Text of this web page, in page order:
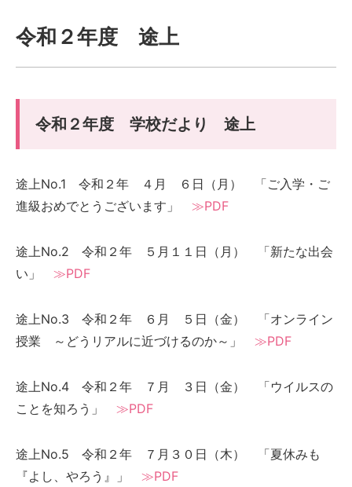
令和２年度 途上
令和２年度 学校だより 途上
途上No.1 令和２年 ４月 ６日（月） 「ご入学・ご
進級おめでとうございます」 ≫PDF
途上No.2 令和２年 ５月１１日（月） 「新たな出会
い」 ≫PDF
途上No.3 令和２年 ６月 ５日（金） 「オンライン
授業 ～どうリアルに近づけるのか～」 ≫PDF
途上No.4 令和２年 ７月 ３日（金） 「ウイルスの
ことを知ろう」 ≫PDF
途上No.5 令和２年 ７月３０日（木） 「夏休みも
『よし、やろう』」 ≫PDF